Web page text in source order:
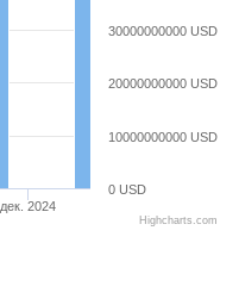
дек. 2024
0 USD
10000000000 USD
20000000000 USD
30000000000 USD
Highcharts.com